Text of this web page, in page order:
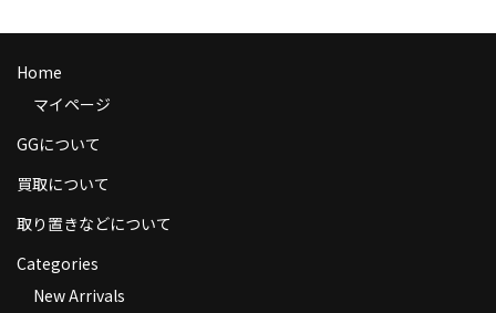
商品の発送
お支払い方法
返品
特定商取引法に基づく表示
Home
マイページ
GGについて
買取について
取り置きなどについて
Categories
New Arrivals